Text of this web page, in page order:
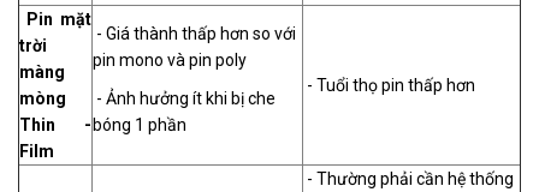
Pin mặt
trời
màng
mòng
Thin -
Film
- Giá thành thấp hơn so với
pin mono và pin poly
- Ảnh hưởng ít khi bị che
bóng 1 phần
- Tuổi thọ pin thấp hơn
- Thường phải cần hệ thống